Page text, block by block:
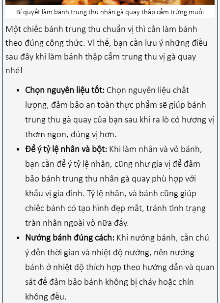
Bí quyết làm bánh trung thu nhân gà quay thập cẩm trứng muối
Một chiếc bánh trung thu chuẩn vị thì cần làm bánh
theo đúng công thức. Vì thế, bạn cần lưu ý những điều
sau đây khi làm bánh thập cẩm trung thu vị gà quay
nhé!
Chọn nguyên liệu tốt: Chọn nguyên liệu chất
lượng, đảm bảo an toàn thực phẩm sẽ giúp bánh
trung thu gà quay của bạn sau khi ra lò có hương vị
thơm ngon, đúng vị hơn.
Để ý tỷ lệ nhân và bột: Khi làm nhân và vỏ bánh,
bạn cần để ý tỷ lệ nhân, cũng như gia vị để đảm
bảo bánh trung thu nhân gà quay phù hợp với
khẩu vị gia đình. Tỷ lệ nhân, và bánh cũng giúp
chiếc bánh có tạo hình đẹp mắt, tránh tình trạng
tràn nhân ngoài vỏ nữa đấy.
Nướng bánh đúng cách: Khi nướng bánh, cần chú
ý đến thời gian và nhiệt độ nướng, nên nướng
bánh ở nhiệt độ thích hợp theo hướng dẫn và quan
sát để đảm bảo bánh không bị cháy hoặc chín
không đều.